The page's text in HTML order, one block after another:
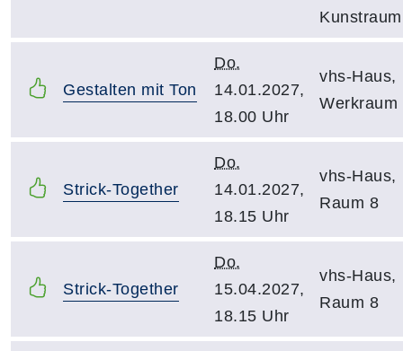
Kunstraum
Gestalten mit Ton
Do.
14.01.2027,
18.00 Uhr
vhs-Haus,
Werkraum
Strick-Together
Do.
14.01.2027,
18.15 Uhr
vhs-Haus,
Raum 8
Strick-Together
Do.
15.04.2027,
18.15 Uhr
vhs-Haus,
Raum 8